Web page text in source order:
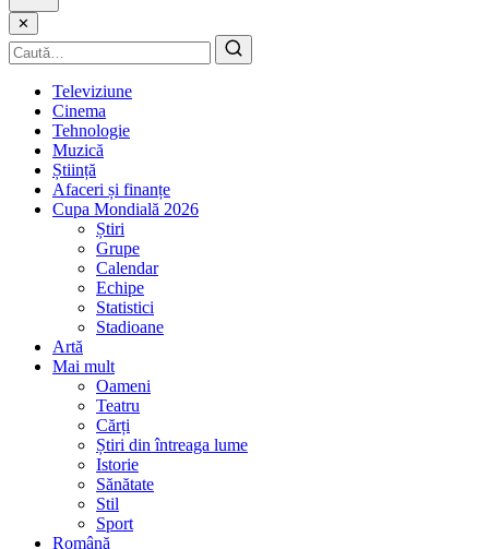
✕
Televiziune
Cinema
Tehnologie
Muzică
Știință
Afaceri și finanțe
Cupa Mondială 2026
Știri
Grupe
Calendar
Echipe
Statistici
Stadioane
Artă
Mai mult
Oameni
Teatru
Cărți
Știri din întreaga lume
Istorie
Sănătate
Stil
Sport
Română